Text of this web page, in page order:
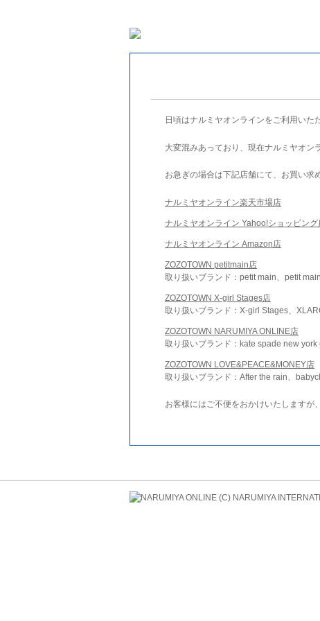
日頃はナルミヤオンラインをご利用いた
大変混みあっており、現在ナルミヤオン
お急ぎの場合は下記店舗にて、お買い求
ナルミヤオンライン楽天市場店
ナルミヤオンライン Yahoo!ショッピング
ナルミヤオンライン Amazon店
ZOZOTOWN petitmain店
取り扱いブランド：petit main、petit
ZOZOTOWN X-girl Stages店
取り扱いブランド：X-girl Stages、
ZOZOTOWN NARUMIYA ONLINE店
取り扱いブランド：kate spade new
ZOZOTOWN LOVE&PEACE&MONEY店
取り扱いブランド：After the rain、
お客様にはご不便をおかけいたしますが